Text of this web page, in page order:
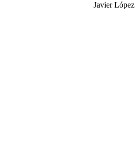
Javier López